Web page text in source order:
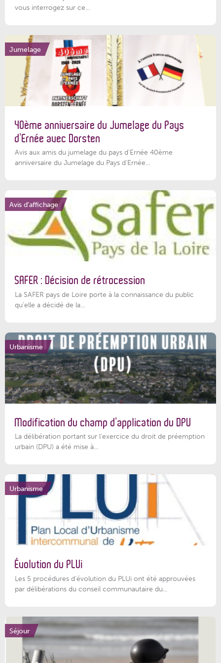
vous interrogez sur ce...
Jumelage
40ème anniversaire du Jumelage du Pays
d’Ernée avec Dorsten
Avis aux amis du jumelage du pays d'Ernée 40ème
anniversaire du Jumelage du Pays d'Ernée...
Avis d'affichage
SAFER : Décision de rétrocession
La SAFER pays de Loire porte à la connaissance du public
qu’elle a décidé de la...
Urbanisme
Modification du champ d’application du DPU
La délibération portant sur l’exercice du droit de préemption
urbain (DPU) a été mise à...
Urbanisme
Évolution du PLUi
Les 5 procédures d’évolution du PLUi ont été approuvées
par délibérations du conseil communautaire du...
Séjour